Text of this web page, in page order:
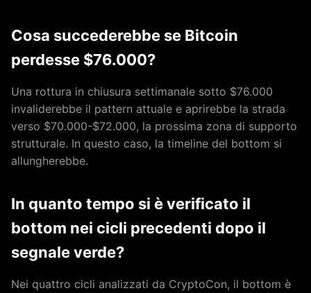
Cosa succederebbe se Bitcoin
perdesse $76.000?
Una rottura in chiusura settimanale sotto $76.000
invaliderebbe il pattern attuale e aprirebbe la strada
verso $70.000-$72.000, la prossima zona di supporto
strutturale. In questo caso, la timeline del bottom si
allungherebbe.
In quanto tempo si è verificato il
bottom nei cicli precedenti dopo il
segnale verde?
Nei quattro cicli analizzati da CryptoCon, il bottom è